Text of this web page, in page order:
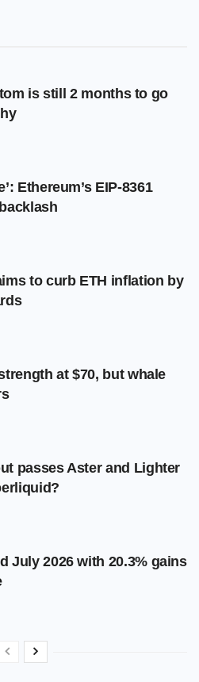
is still 2 months to go
Ethereum’s EIP-8361
to curb ETH inflation by
at $70, but whale
passes Aster and Lighter
July 2026 with 20.3% gains